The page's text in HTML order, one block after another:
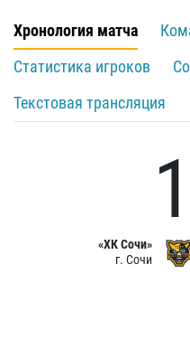
Хронология матча
Статистика игроков
Текстовая трансляция
«ХК Сочи»
г. Сочи